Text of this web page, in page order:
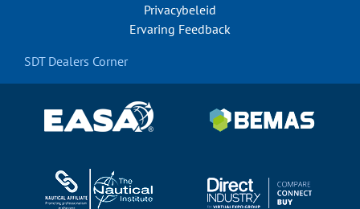
Privacybeleid
Ervaring Feedback
SDT Dealers Corner